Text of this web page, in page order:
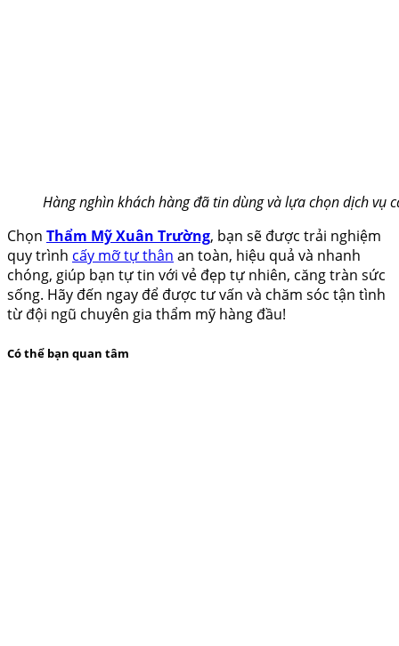
Hàng nghìn khách hàng đã tin dùng và lựa chọn dịch vụ
Chọn Thẩm Mỹ Xuân Trường, bạn sẽ được trải nghiệm
quy trình cấy mỡ tự thân an toàn, hiệu quả và nhanh
chóng, giúp bạn tự tin với vẻ đẹp tự nhiên, căng tràn sức
sống. Hãy đến ngay để được tư vấn và chăm sóc tận tình
từ đội ngũ chuyên gia thẩm mỹ hàng đầu!
Có thể bạn quan tâm